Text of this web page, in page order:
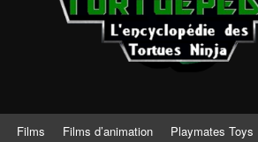
Films Films d’animation Playmates Toys